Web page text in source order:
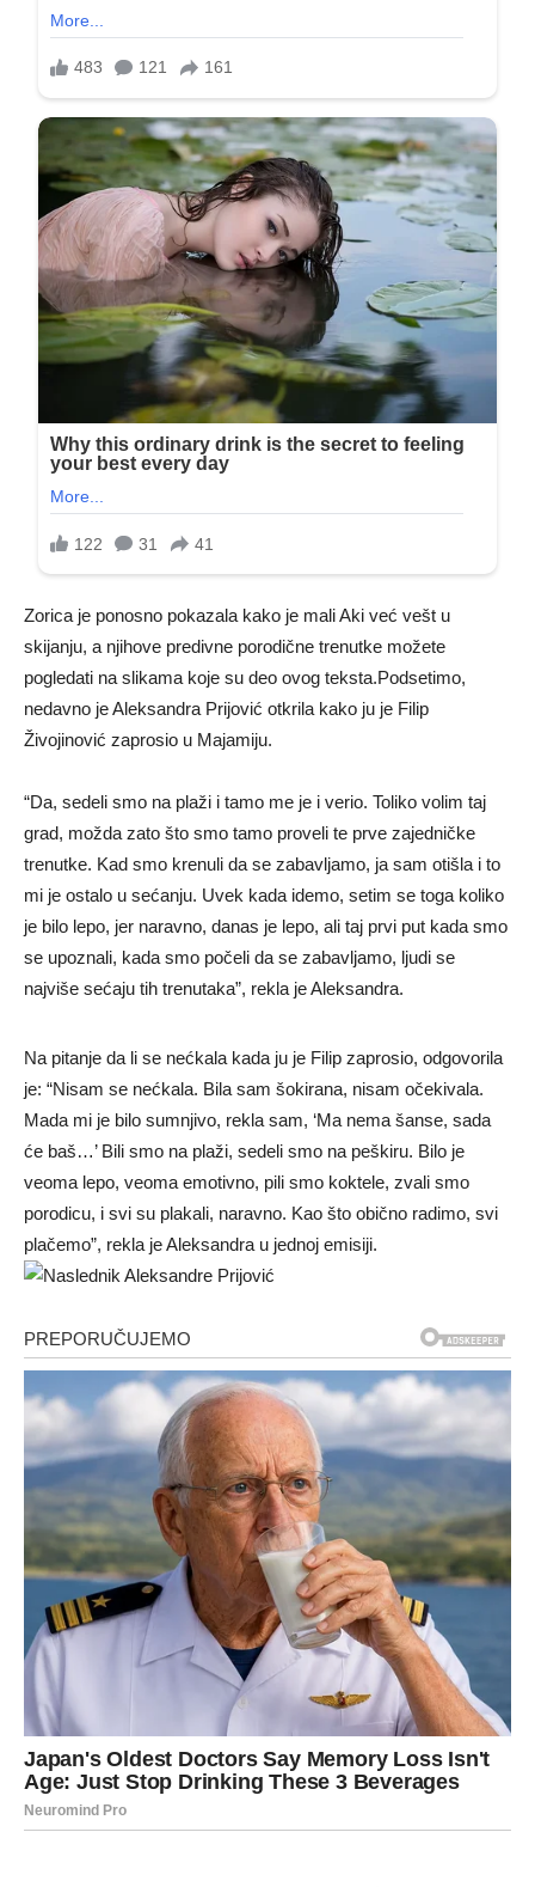
Zorica je ponosno pokazala kako je mali Aki već vešt u
skijanju, a njihove predivne porodične trenutke možete
pogledati na slikama koje su deo ovog teksta.Podsetimo,
nedavno je Aleksandra Prijović otkrila kako ju je Filip
Živojinović zaprosio u Majamiju.
“Da, sedeli smo na plaži i tamo me je i verio. Toliko volim taj
grad, možda zato što smo tamo proveli te prve zajedničke
trenutke. Kad smo krenuli da se zabavljamo, ja sam otišla i to
mi je ostalo u sećanju. Uvek kada idemo, setim se toga koliko
je bilo lepo, jer naravno, danas je lepo, ali taj prvi put kada smo
se upoznali, kada smo počeli da se zabavljamo, ljudi se
najviše sećaju tih trenutaka”, rekla je Aleksandra.
Na pitanje da li se nećkala kada ju je Filip zaprosio, odgovorila
je: “Nisam se nećkala. Bila sam šokirana, nisam očekivala.
Mada mi je bilo sumnjivo, rekla sam, ‘Ma nema šanse, sada
će baš…’ Bili smo na plaži, sedeli smo na peškiru. Bilo je
veoma lepo, veoma emotivno, pili smo koktele, zvali smo
porodicu, i svi su plakali, naravno. Kao što obično radimo, svi
plačemo”, rekla je Aleksandra u jednoj emisiji.